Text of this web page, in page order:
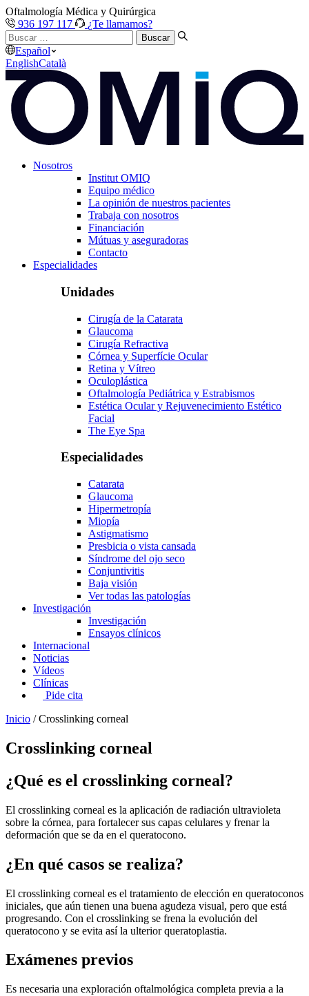
Oftalmología Médica y Quirúrgica
936 197 117
¿Te llamamos?
Buscar
…Español
EnglishCatalà
Nosotros
Institut OMIQ
Equipo médico
La opinión de nuestros pacientes
Trabaja con nosotros
Financiación
Mútuas y aseguradoras
Contacto
Especialidades
Unidades
Cirugía de la Catarata
Glaucoma
Cirugía Refractiva
Córnea y Superfície Ocular
Retina y Vítreo
Oculoplástica
Oftalmología Pediátrica y Estrabismos
Estética Ocular y Rejuvenecimiento Estético
Facial
The Eye Spa
Especialidades
Catarata
Glaucoma
Hipermetropía
Miopía
Astigmatismo
Presbicia o vista cansada
Síndrome del ojo seco
Conjuntivitis
Baja visión
Ver todas las patologías
Investigación
Investigación
Ensayos clínicos
Internacional
Noticias
Vídeos
Clínicas
Pide cita
Inicio /Crosslinking corneal
Crosslinking corneal
¿Qué es el crosslinking corneal?
El crosslinking corneal es la aplicación de radiación ultravioleta
sobre la córnea, para fortalecer sus capas celulares y frenar la
deformación que se da en el queratocono.
¿En qué casos se realiza?
El crosslinking corneal es el tratamiento de elección en queratoconos
iniciales, que aún tienen una buena agudeza visual, pero que está
progresando. Con el crosslinking se frena la evolución del
queratocono y se evita así la ulterior queratoplastia.
Exámenes previos
Es necesaria una exploración oftalmológica completa previa a la